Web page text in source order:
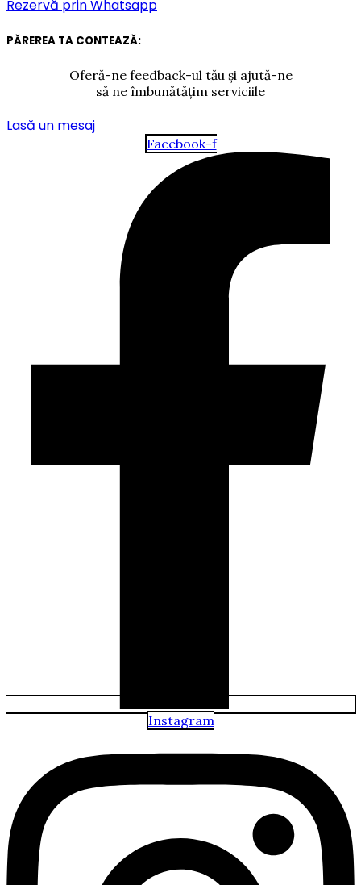
Rezervă prin Whatsapp
PĂREREA TA CONTEAZĂ:
Oferă-ne feedback-ul tău și ajută-ne
să ne îmbunătățim serviciile
Lasă un mesaj
Facebook-f
Instagram